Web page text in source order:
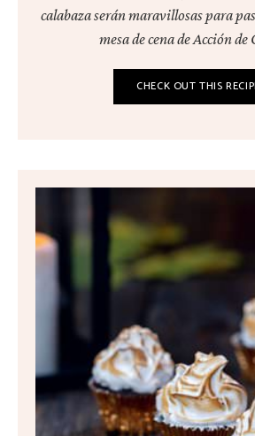
calabaza serán maravillosas para
mesa de cena de Acción de
CHECK OUT THIS